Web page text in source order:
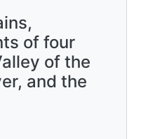
of four
of the
and the